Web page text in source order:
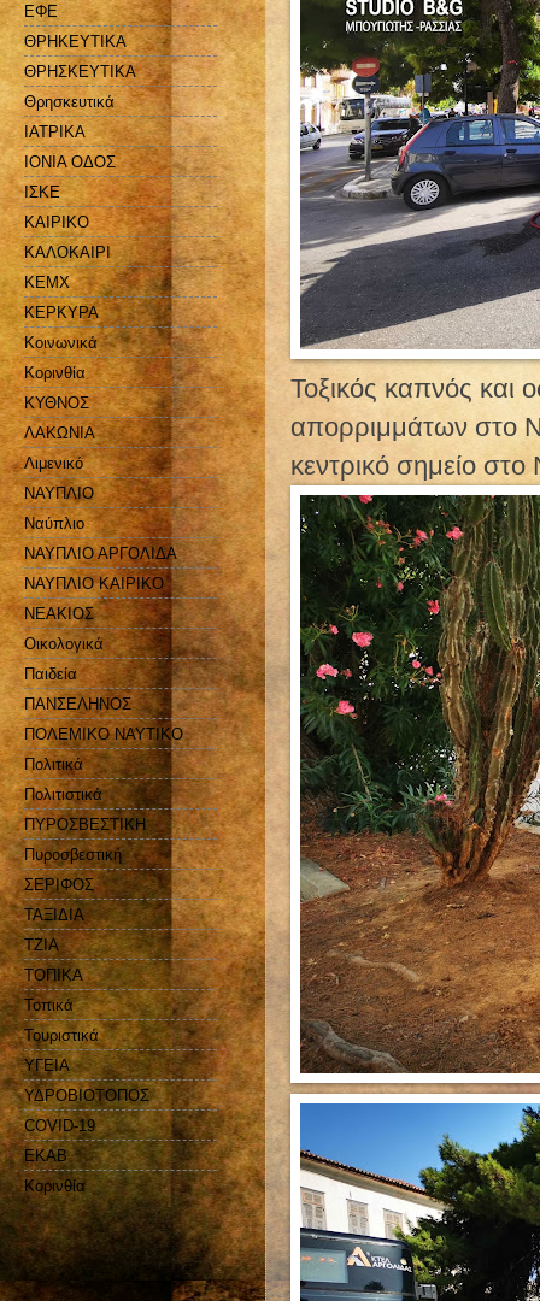
Τοξικός καπνός και
απορριμμάτων στο
κεντρικό σημείο
ΕΦΕ
ΘΡΗΚΕΥΤΙΚΑ
ΘΡΗΣΚΕΥΤΙΚΑ
Θρησκευτικά
ΙΑΤΡΙΚΑ
ΙΟΝΙΑ ΟΔΟΣ
ΙΣΚΕ
ΚΑΙΡΙΚΟ
ΚΑΛΟΚΑΙΡΙ
ΚΕΜΧ
ΚΕΡΚΥΡΑ
Κοινωνικά
Κορινθία
ΚΥΘΝΟΣ
ΛΑΚΩΝΙΑ
Λιμενικό
ΝΑΥΠΛΙΟ
Ναύπλιο
ΝΑΥΠΛΙΟ ΑΡΓΟΛΙΔΑ
ΝΑΥΠΛΙΟ ΚΑΙΡΙΚΟ
ΝΕΑΚΙΟΣ
Οικολογικά
Παιδεία
ΠΑΝΣΕΛΗΝΟΣ
ΠΟΛΕΜΙΚΟ ΝΑΥΤΙΚΟ
Πολιτικά
Πολιτιστικά
ΠΥΡΟΣΒΕΣΤΙΚΗ
Πυροσβεστική
ΣΕΡΙΦΟΣ
ΤΑΞΙΔΙΑ
ΤΖΙΑ
ΤΟΠΙΚΑ
Τοπικά
Τουριστικά
ΥΓΕΙΑ
ΥΔΡΟΒΙΟΤΟΠΟΣ
COVID-19
EKAB
Kορινθία